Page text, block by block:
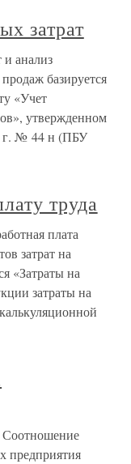
затрат
и анализ
базируется
«Учет
утвержденном
г. № 44 н (ПБУ
труда
плата
затрат на
«Затраты на
затраты на
Соотношение
предприятия